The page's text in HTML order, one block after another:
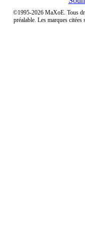
©1995-2026 MaXoE. Tous
préalable. Les marques